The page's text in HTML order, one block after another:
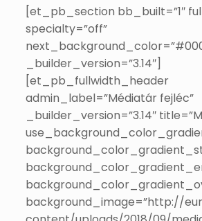
[et_pb_section bb_built=”1″
specialty=”off”
_builder_version=”3.14″]
[et_pb_fullwidth_header
admin_label=”Médiatár fejléc”
_builder_version=”3.14″
background_image=”http://